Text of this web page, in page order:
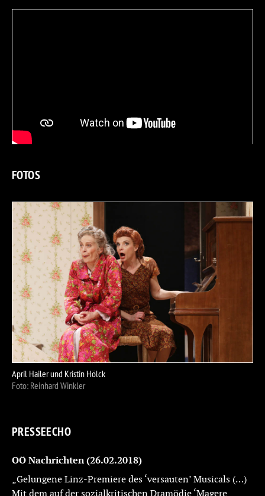
FOTOS
April Hailer und Kristin Hölck
Foto: Reinhard Winkler
PRESSEECHO
OÖ Nachrichten (26.02.2018)
„Gelungene Linz-Premiere des ‘versauten’ Musicals (…)
Mit dem auf der sozialkritischen Dramödie ‘Magere